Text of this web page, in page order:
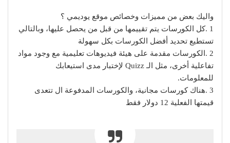
واليك بعض من مميزات وخصائص موقع يوديمي ؟
1 .كل الكورسات يتم تقييمها من قبل من يحصل عليها، وبالتالي
تستطيع تحديد أفضل الكورسات بكل سهولة
2 .الكورسات مقدمة على هيئة فيديوهات تعليمية مع وجود مواد
تفاعلية أخرى، مثل الـ Quizz لإختبار مدى استيعابك
للمعلومات.
3 .هناك كورسات مجانية، والكورسات المدفوعة ال تتعدى
قيمتها الفعلية 12 دولار فقط